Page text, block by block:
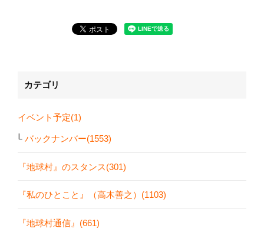
カテゴリ
イベント予定(1)
バックナンバー(1553)
『地球村』のスタンス(301)
『私のひとこと』（高木善之）(1103)
『地球村通信』(661)